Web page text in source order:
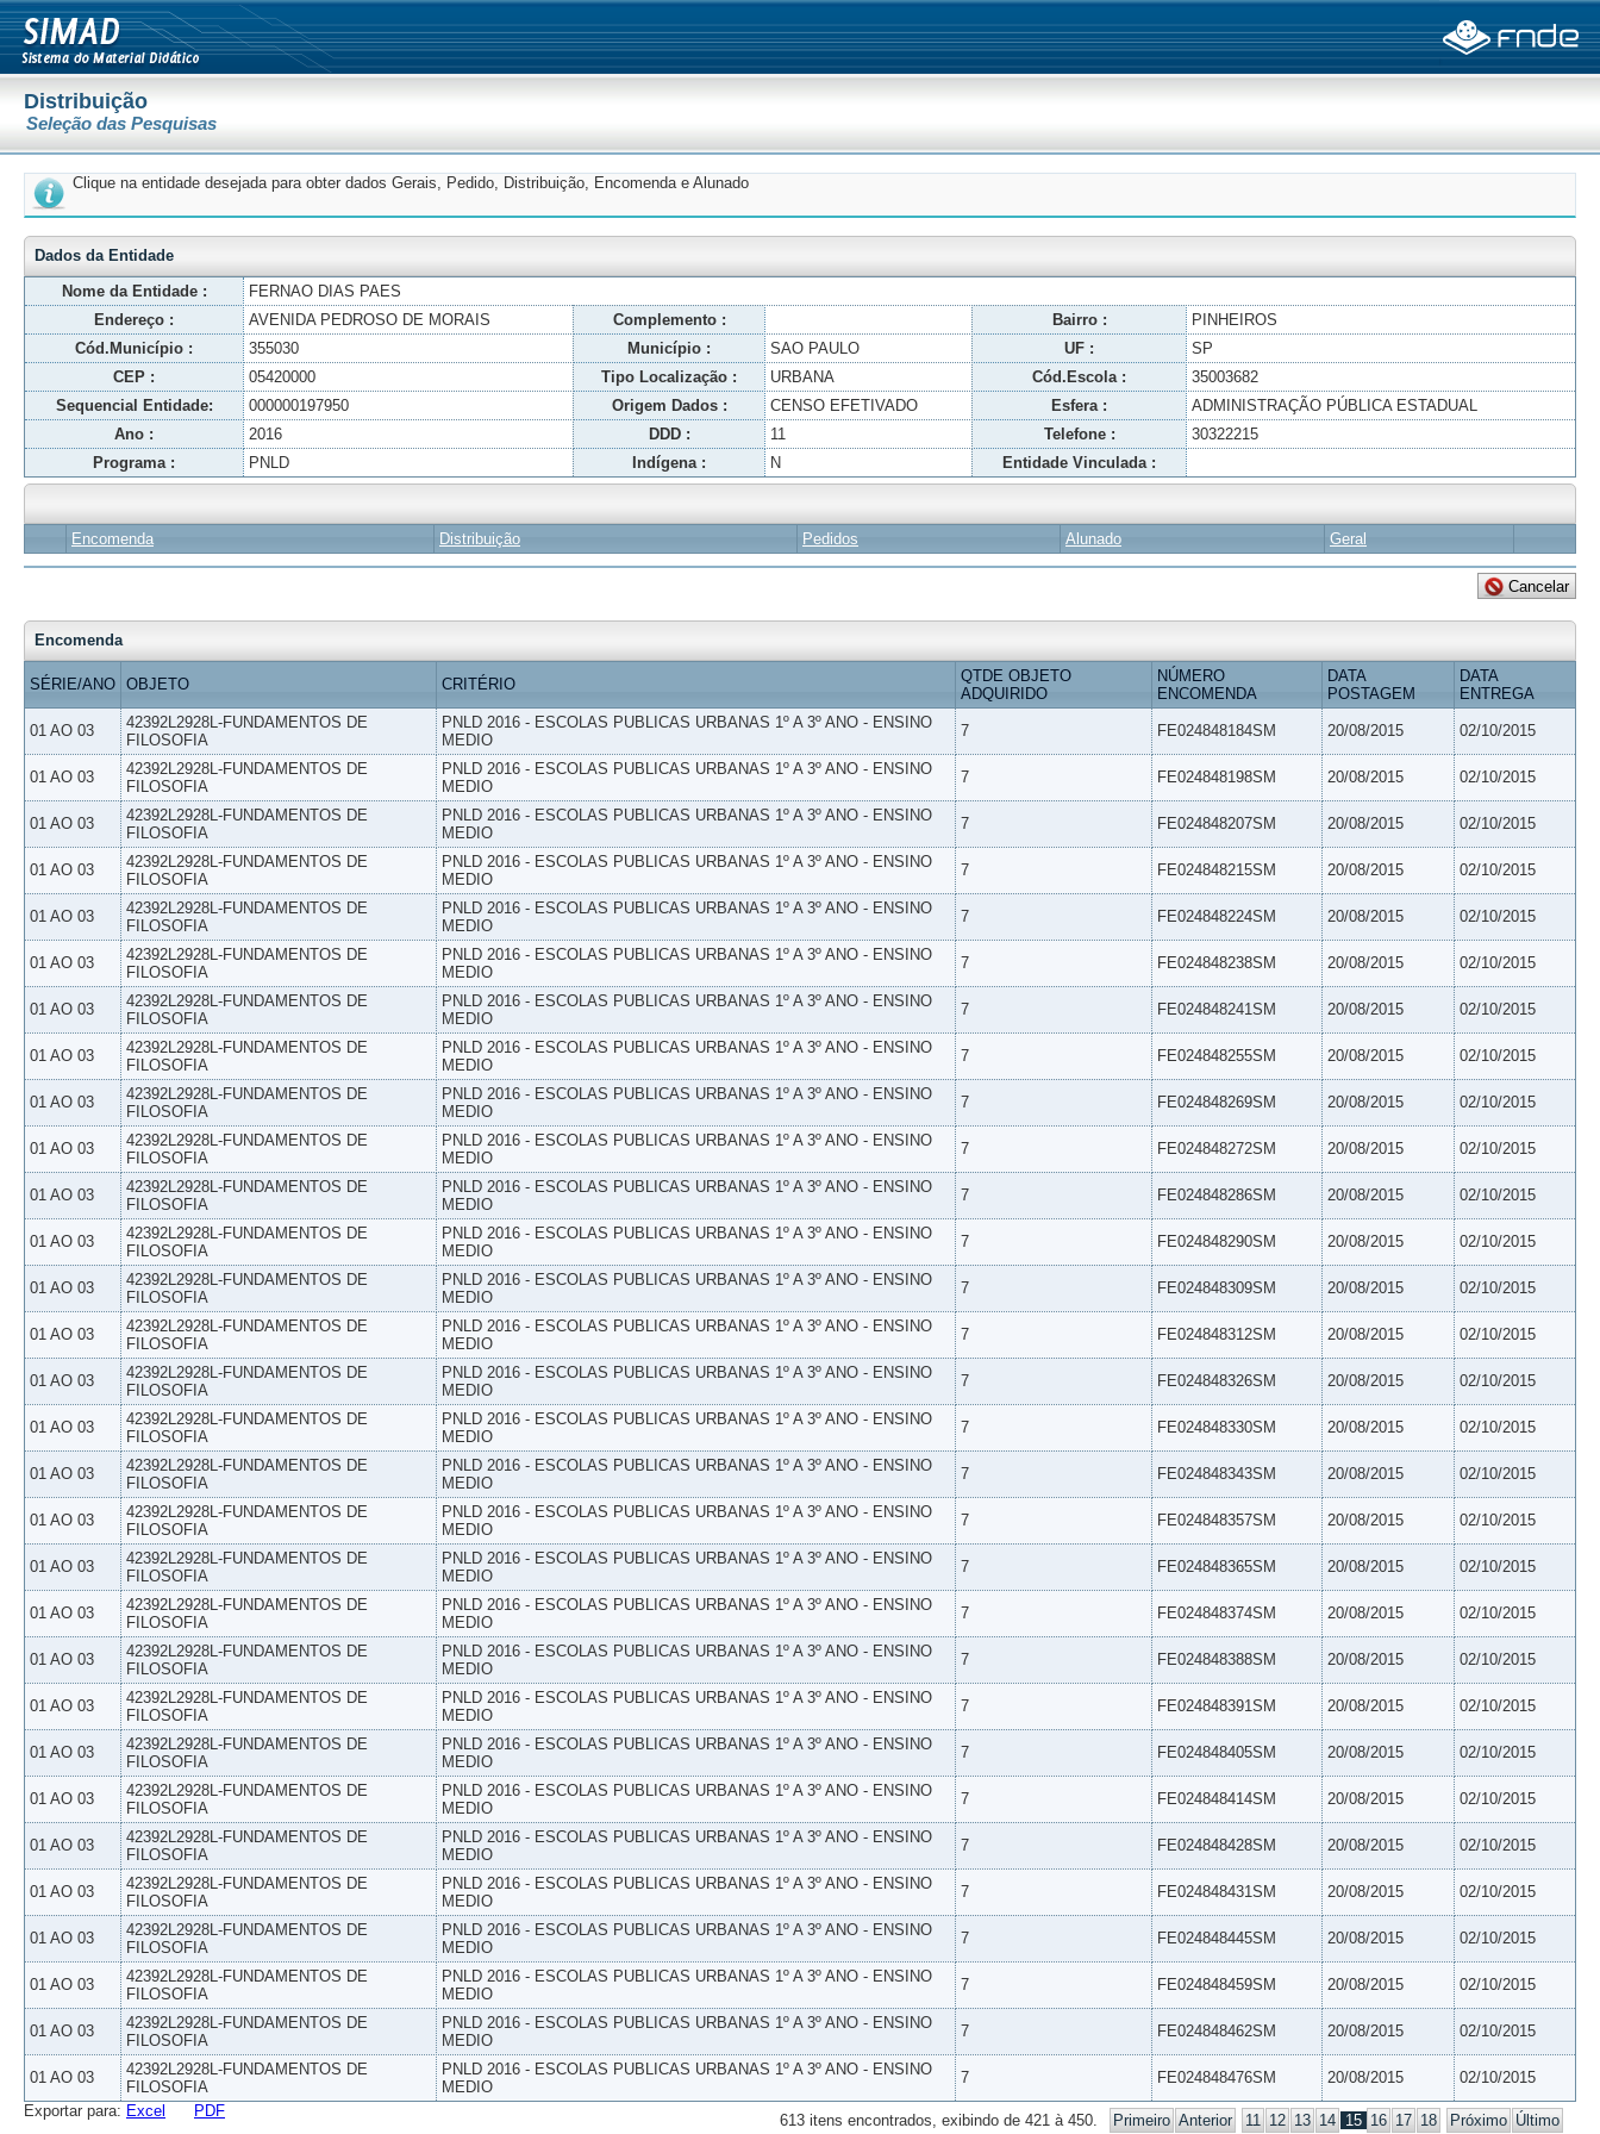
Distribuição
Seleção das Pesquisas
Clique na entidade desejada para obter dados Gerais, Pedido, Distribuição, Encomenda e Alunado
Dados da Entidade
Nome da Entidade :
FERNAO DIAS PAES
Endereço :
AVENIDA PEDROSO DE MORAIS Complemento : Bairro :
PINHEIROS
Cód.Município :
355030 Município : SAO PAULO UF :
SP
CEP :
05420000 Tipo Localização : URBANA Cód.Escola :
35003682
Sequencial Entidade:
000000197950 Origem Dados : CENSO EFETIVADO Esfera :
ADMINISTRAÇÃO PÚBLICA ESTADUAL
Ano :
2016 DDD : 11 Telefone :
30322215
Programa :
PNLD Indígena : N Entidade Vinculada :
Encomenda Distribuição Pedidos Alunado Geral
Encomenda
SÉRIE/ANO OBJETO CRITÉRIO
QTDE OBJETO
ADQUIRIDO
NÚMERO
ENCOMENDA
DATA
POSTAGEM
DATA
ENTREGA
01 AO 03
42392L2928L-FUNDAMENTOS DE
FILOSOFIA
PNLD 2016 - ESCOLAS PUBLICAS URBANAS 1º A 3º ANO - ENSINO
MEDIO
7 FE024848184SM 20/08/2015 02/10/2015
01 AO 03
42392L2928L-FUNDAMENTOS DE
FILOSOFIA
PNLD 2016 - ESCOLAS PUBLICAS URBANAS 1º A 3º ANO - ENSINO
MEDIO
7 FE024848198SM 20/08/2015 02/10/2015
01 AO 03
42392L2928L-FUNDAMENTOS DE
FILOSOFIA
PNLD 2016 - ESCOLAS PUBLICAS URBANAS 1º A 3º ANO - ENSINO
MEDIO
7 FE024848207SM 20/08/2015 02/10/2015
01 AO 03
42392L2928L-FUNDAMENTOS DE
FILOSOFIA
PNLD 2016 - ESCOLAS PUBLICAS URBANAS 1º A 3º ANO - ENSINO
MEDIO
7 FE024848215SM 20/08/2015 02/10/2015
01 AO 03
42392L2928L-FUNDAMENTOS DE
FILOSOFIA
PNLD 2016 - ESCOLAS PUBLICAS URBANAS 1º A 3º ANO - ENSINO
MEDIO
7 FE024848224SM 20/08/2015 02/10/2015
01 AO 03
42392L2928L-FUNDAMENTOS DE
FILOSOFIA
PNLD 2016 - ESCOLAS PUBLICAS URBANAS 1º A 3º ANO - ENSINO
MEDIO
7 FE024848238SM 20/08/2015 02/10/2015
01 AO 03
42392L2928L-FUNDAMENTOS DE
FILOSOFIA
PNLD 2016 - ESCOLAS PUBLICAS URBANAS 1º A 3º ANO - ENSINO
MEDIO
7 FE024848241SM 20/08/2015 02/10/2015
01 AO 03
42392L2928L-FUNDAMENTOS DE
FILOSOFIA
PNLD 2016 - ESCOLAS PUBLICAS URBANAS 1º A 3º ANO - ENSINO
MEDIO
7 FE024848255SM 20/08/2015 02/10/2015
01 AO 03
42392L2928L-FUNDAMENTOS DE
FILOSOFIA
PNLD 2016 - ESCOLAS PUBLICAS URBANAS 1º A 3º ANO - ENSINO
MEDIO
7 FE024848269SM 20/08/2015 02/10/2015
01 AO 03
42392L2928L-FUNDAMENTOS DE
FILOSOFIA
PNLD 2016 - ESCOLAS PUBLICAS URBANAS 1º A 3º ANO - ENSINO
MEDIO
7 FE024848272SM 20/08/2015 02/10/2015
01 AO 03
42392L2928L-FUNDAMENTOS DE
FILOSOFIA
PNLD 2016 - ESCOLAS PUBLICAS URBANAS 1º A 3º ANO - ENSINO
MEDIO
7 FE024848286SM 20/08/2015 02/10/2015
01 AO 03
42392L2928L-FUNDAMENTOS DE
FILOSOFIA
PNLD 2016 - ESCOLAS PUBLICAS URBANAS 1º A 3º ANO - ENSINO
MEDIO
7 FE024848290SM 20/08/2015 02/10/2015
01 AO 03
42392L2928L-FUNDAMENTOS DE
FILOSOFIA
PNLD 2016 - ESCOLAS PUBLICAS URBANAS 1º A 3º ANO - ENSINO
MEDIO
7 FE024848309SM 20/08/2015 02/10/2015
01 AO 03
42392L2928L-FUNDAMENTOS DE
FILOSOFIA
PNLD 2016 - ESCOLAS PUBLICAS URBANAS 1º A 3º ANO - ENSINO
MEDIO
7 FE024848312SM 20/08/2015 02/10/2015
01 AO 03
42392L2928L-FUNDAMENTOS DE
FILOSOFIA
PNLD 2016 - ESCOLAS PUBLICAS URBANAS 1º A 3º ANO - ENSINO
MEDIO
7 FE024848326SM 20/08/2015 02/10/2015
01 AO 03
42392L2928L-FUNDAMENTOS DE
FILOSOFIA
PNLD 2016 - ESCOLAS PUBLICAS URBANAS 1º A 3º ANO - ENSINO
MEDIO
7 FE024848330SM 20/08/2015 02/10/2015
01 AO 03
42392L2928L-FUNDAMENTOS DE
FILOSOFIA
PNLD 2016 - ESCOLAS PUBLICAS URBANAS 1º A 3º ANO - ENSINO
MEDIO
7 FE024848343SM 20/08/2015 02/10/2015
01 AO 03
42392L2928L-FUNDAMENTOS DE
FILOSOFIA
PNLD 2016 - ESCOLAS PUBLICAS URBANAS 1º A 3º ANO - ENSINO
MEDIO
7 FE024848357SM 20/08/2015 02/10/2015
01 AO 03
42392L2928L-FUNDAMENTOS DE
FILOSOFIA
PNLD 2016 - ESCOLAS PUBLICAS URBANAS 1º A 3º ANO - ENSINO
MEDIO
7 FE024848365SM 20/08/2015 02/10/2015
01 AO 03
42392L2928L-FUNDAMENTOS DE
FILOSOFIA
PNLD 2016 - ESCOLAS PUBLICAS URBANAS 1º A 3º ANO - ENSINO
MEDIO
7 FE024848374SM 20/08/2015 02/10/2015
01 AO 03
42392L2928L-FUNDAMENTOS DE
FILOSOFIA
PNLD 2016 - ESCOLAS PUBLICAS URBANAS 1º A 3º ANO - ENSINO
MEDIO
7 FE024848388SM 20/08/2015 02/10/2015
01 AO 03
42392L2928L-FUNDAMENTOS DE
FILOSOFIA
PNLD 2016 - ESCOLAS PUBLICAS URBANAS 1º A 3º ANO - ENSINO
MEDIO
7 FE024848391SM 20/08/2015 02/10/2015
01 AO 03
42392L2928L-FUNDAMENTOS DE
FILOSOFIA
PNLD 2016 - ESCOLAS PUBLICAS URBANAS 1º A 3º ANO - ENSINO
MEDIO
7 FE024848405SM 20/08/2015 02/10/2015
01 AO 03
42392L2928L-FUNDAMENTOS DE
FILOSOFIA
PNLD 2016 - ESCOLAS PUBLICAS URBANAS 1º A 3º ANO - ENSINO
MEDIO
7 FE024848414SM 20/08/2015 02/10/2015
01 AO 03
42392L2928L-FUNDAMENTOS DE
FILOSOFIA
PNLD 2016 - ESCOLAS PUBLICAS URBANAS 1º A 3º ANO - ENSINO
MEDIO
7 FE024848428SM 20/08/2015 02/10/2015
01 AO 03
42392L2928L-FUNDAMENTOS DE
FILOSOFIA
PNLD 2016 - ESCOLAS PUBLICAS URBANAS 1º A 3º ANO - ENSINO
MEDIO
7 FE024848431SM 20/08/2015 02/10/2015
01 AO 03
42392L2928L-FUNDAMENTOS DE
FILOSOFIA
PNLD 2016 - ESCOLAS PUBLICAS URBANAS 1º A 3º ANO - ENSINO
MEDIO
7 FE024848445SM 20/08/2015 02/10/2015
01 AO 03
42392L2928L-FUNDAMENTOS DE
FILOSOFIA
PNLD 2016 - ESCOLAS PUBLICAS URBANAS 1º A 3º ANO - ENSINO
MEDIO
7 FE024848459SM 20/08/2015 02/10/2015
01 AO 03
42392L2928L-FUNDAMENTOS DE
FILOSOFIA
PNLD 2016 - ESCOLAS PUBLICAS URBANAS 1º A 3º ANO - ENSINO
MEDIO
7 FE024848462SM 20/08/2015 02/10/2015
01 AO 03
42392L2928L-FUNDAMENTOS DE
FILOSOFIA
PNLD 2016 - ESCOLAS PUBLICAS URBANAS 1º A 3º ANO - ENSINO
MEDIO
7 FE024848476SM 20/08/2015 02/10/2015
613 itens encontrados, exibindo de 421 à 450. Primeiro Anterior 11 12 13 14 15 16 17 18 Próximo Último
Exportar para: Excel PDF